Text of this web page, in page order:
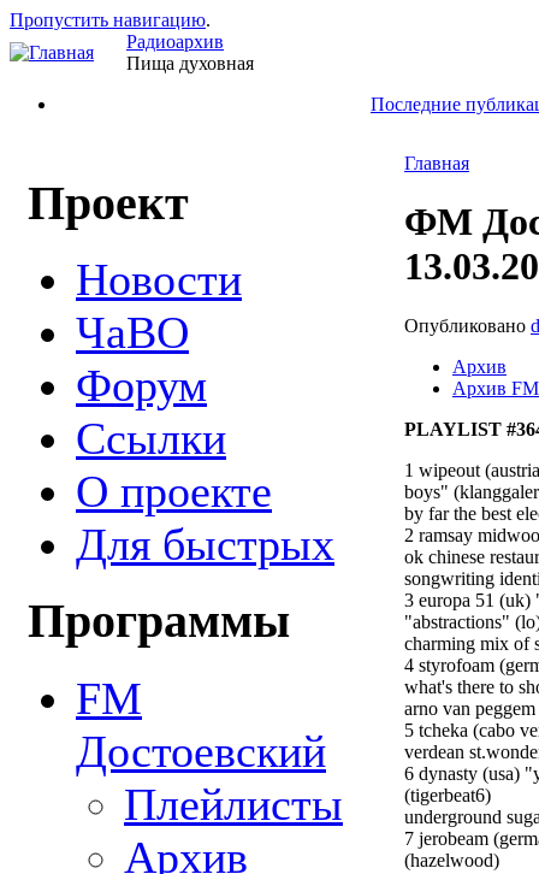
Пропустить навигацию.
Радиоархив
Пища духовная
Последние
Проект
Новости
ЧаВО
Форум
Ссылки
О проекте
Для быстрых
Программы
FM
Достоевский
Плейлисты
Архив
Главная
ФМ
Опубликовано
Архив
Архив FM
PLAYLIST
1 wipeout
boys"
by far the best
2 ramsay
ok chinese
songwriting
3 europa 51 (uk)
"abstractions"
charming mix of
4 styrofoam
what's there to
arno van
5 tcheka (cabo
verdean
6 dynasty (usa)
(tigerbeat6)
underground
7 jerobeam
(hazelwood)